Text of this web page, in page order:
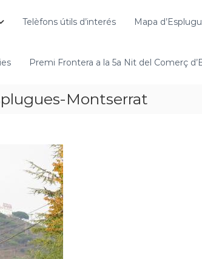
Telèfons útils d’interés Mapa
Premi Frontera a la 5a Nit del Comerç
Montserrat